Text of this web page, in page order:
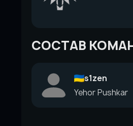
СОСТАВ
s1zen
Yehor Pushkar